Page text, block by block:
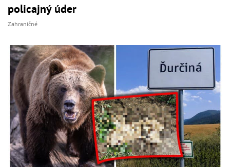
policajný úder
Zahraničné